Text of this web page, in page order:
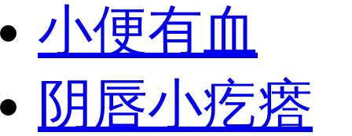
小便有血
阴唇小疙瘩